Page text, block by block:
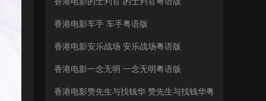
香港电影车手 车手粤语版
香港电影安乐战场 安乐战场粤语版
香港电影一念无明 一念无明粤语版
香港电影赞先生与找钱华 赞先生与找钱华粤